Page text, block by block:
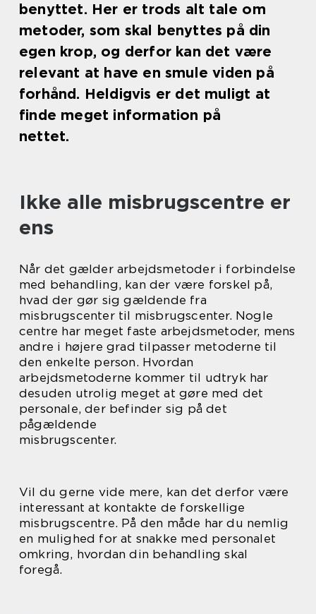
benyttet. Her er trods alt tale om
metoder, som skal benyttes på din
egen krop, og derfor kan det være
relevant at have en smule viden på
forhånd. Heldigvis er det muligt at
finde meget information på
nettet.
Ikke alle misbrugscentre er
ens
Når det gælder arbejdsmetoder i forbindelse
med behandling, kan der være forskel på,
hvad der gør sig gældende fra
misbrugscenter til misbrugscenter. Nogle
centre har meget faste arbejdsmetoder, mens
andre i højere grad tilpasser metoderne til
den enkelte person. Hvordan
arbejdsmetoderne kommer til udtryk har
desuden utrolig meget at gøre med det
personale, der befinder sig på det
pågældende
misbrugscenter.
Vil du gerne vide mere, kan det derfor være
interessant at kontakte de forskellige
misbrugscentre. På den måde har du nemlig
en mulighed for at snakke med personalet
omkring, hvordan din behandling skal
foregå.